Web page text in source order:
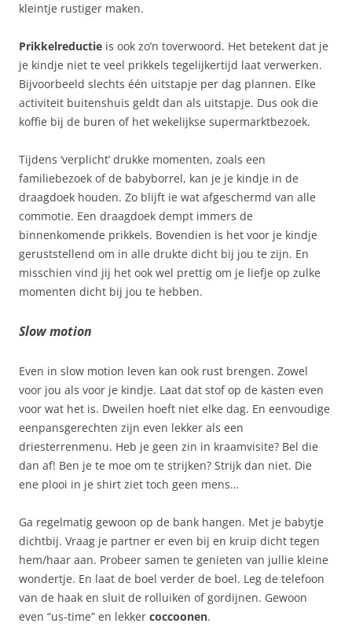
kleintje rustiger maken.
Prikkelreductie is ook zo’n toverwoord. Het betekent dat je
je kindje niet te veel prikkels tegelijkertijd laat verwerken.
Bijvoorbeeld slechts één uitstapje per dag plannen. Elke
activiteit buitenshuis geldt dan als uitstapje. Dus ook die
koffie bij de buren of het wekelijkse supermarktbezoek.
Tijdens ‘verplicht’ drukke momenten, zoals een
familiebezoek of de babyborrel, kan je je kindje in de
draagdoek houden. Zo blijft ie wat afgeschermd van alle
commotie. Een draagdoek dempt immers de
binnenkomende prikkels. Bovendien is het voor je kindje
geruststellend om in alle drukte dicht bij jou te zijn. En
misschien vind jij het ook wel prettig om je liefje op zulke
momenten dicht bij jou te hebben.
Slow motion
Even in slow motion leven kan ook rust brengen. Zowel
voor jou als voor je kindje. Laat dat stof op de kasten even
voor wat het is. Dweilen hoeft niet elke dag. En eenvoudige
eenpansgerechten zijn even lekker als een
driesterrenmenu. Heb je geen zin in kraamvisite? Bel die
dan af! Ben je te moe om te strijken? Strijk dan niet. Die
ene plooi in je shirt ziet toch geen mens…
Ga regelmatig gewoon op de bank hangen. Met je babytje
dichtbij. Vraag je partner er even bij en kruip dicht tegen
hem/haar aan. Probeer samen te genieten van jullie kleine
wondertje. En laat de boel verder de boel. Leg de telefoon
van de haak en sluit de rolluiken of gordijnen. Gewoon
even “us-time” en lekker coccoonen.